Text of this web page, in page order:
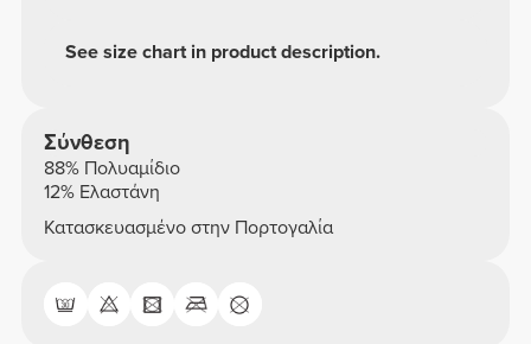
See size chart in product description.
Σύνθεση
88% Πολυαμίδιο
12% Ελαστάνη
Κατασκευασμένο στην Πορτογαλία